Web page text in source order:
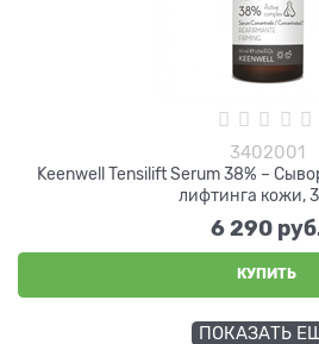
3402001
Keenwell Tensilift Serum 38% –
лифтинга кожи,
6 290
КУПИТЬ
ПОКАЗАТЬ